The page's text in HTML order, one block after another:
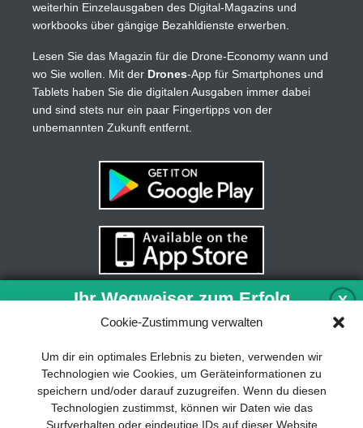
Cookie-Zustimmung verwalten
Um dir ein optimales Erlebnis zu bieten, verwenden wir
Technologien wie Cookies, um Geräteinformationen zu
speichern und/oder darauf zuzugreifen. Wenn du diesen
Technologien zustimmst, können wir Daten wie das
Surfverhalten oder eindeutige IDs auf dieser Website
weiterhin Einzelausgaben des Digital-Magazins und
workbooks über gängige Bezahldienste erwerben.
Lesen Sie das Magazin für die Drone-Economy wann und
wo Sie wollen. Mit der Drones-App für Smartphones und
Tablets haben Sie die digitalen Ausgaben immer dabei
und sind stets nur ein paar Fingertipps von der
unbemannten Zukunft entfernt.
X
Ihr Wegweiser zum Erfolg
nachhaltigen Geschäftsmodells sind für
jedes Unternehmen unverzichtbar. Das
Business Model Canvas hilft, sich dabei
auf das Wesentliche zu konzentrieren